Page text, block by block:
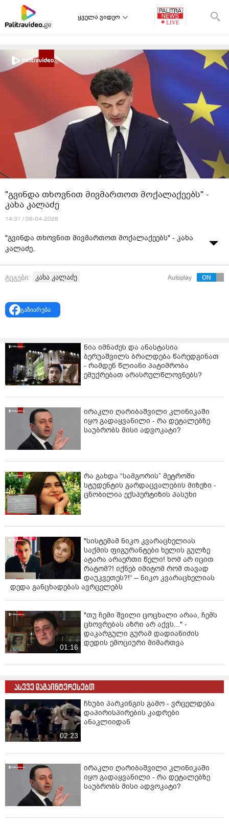
ყველა ვიდეო
"გვინდა თხოვნით მივმართოთ მოქალაქეებს" -
კახა კალაძე
14:31 / 06-04-2026
"გვინდა თხოვნით მივმართოთ მოქალაქეებს" - კახა
კალაძე.
ტეგები: კახა კალაძე Autoplay
გაზიარება
ნია იმნაძეს და ანასტასია
ბერუაშვილს ბრალდება წარედგინათ
- რამდენ წლიანი პატიმრობა
ემუქრებათ არასრულწლოვნებს?
ირაკლი ღარიბაშვილი კლინიკაში
იყო გადაყვანილი - რა დეტალებზე
საუბრობს მისი ადვოკატი?
რა გახდა “სამგორის” მეტროში
სტუდენტის გარდაცვალების მიზეზი -
ცნობილია ექსპერტიზის პასუხი
"სისტემამ ნიკო კვარაცხელიას
საქმის ფიგურანტები ხელის გულზე
ატარა არაერთი წელი! ხომ არ იცით
რატომ?! იქნებ იმიტომ რომ თავად
დაუკვეთეს?!“ – ნიკო კვარაცხელიას
დედა განცხადებას ავრცელებს
01:16
"თუ ჩემი შვილი ცოცხალი არაა, ჩემს
ცხოვრებას აზრი არ აქვს..." -
დაკარგული გურამ დადიანიძის
დედის ემოციური მიმართვა
ასევე დაგაინტერესებთ
02:23
ჩხუბი პარკინგის გამო - ვრცელდება
დაპირისპირების კადრები
ანაკლიიდან
ირაკლი ღარიბაშვილი კლინიკაში
იყო გადაყვანილი - რა დეტალებზე
საუბრობს მისი ადვოკატი?